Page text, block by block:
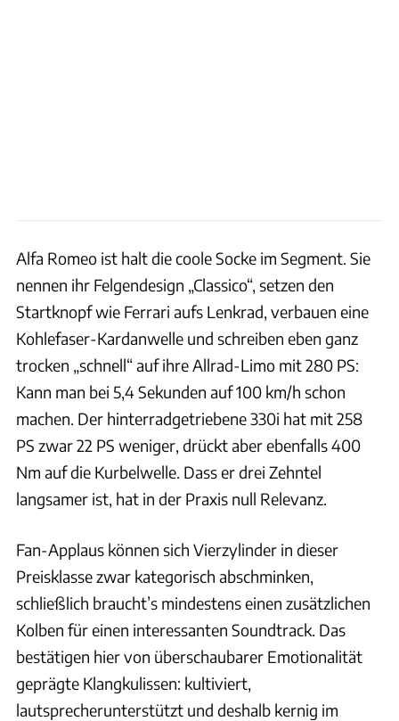
Alfa Romeo ist halt die coole Socke im Segment. Sie
nennen ihr Felgendesign „Classico“, setzen den
Startknopf wie Ferrari aufs Lenkrad, verbauen eine
Kohlefaser-Kardanwelle und schreiben eben ganz
trocken „schnell“ auf ihre Allrad-Limo mit 280 PS:
Kann man bei 5,4 Sekunden auf 100 km/h schon
machen. Der hinterradgetriebene 330i hat mit 258
PS zwar 22 PS weniger, drückt aber ebenfalls 400
Nm auf die Kurbelwelle. Dass er drei Zehntel
langsamer ist, hat in der Praxis null Relevanz.
Fan-Applaus können sich Vierzylinder in dieser
Preisklasse zwar kategorisch abschminken,
schließlich braucht’s mindestens einen zusätzlichen
Kolben für einen interessanten Soundtrack. Das
bestätigen hier von überschaubarer Emotionalität
geprägte Klangkulissen: kultiviert,
lautsprecherunterstützt und deshalb kernig im